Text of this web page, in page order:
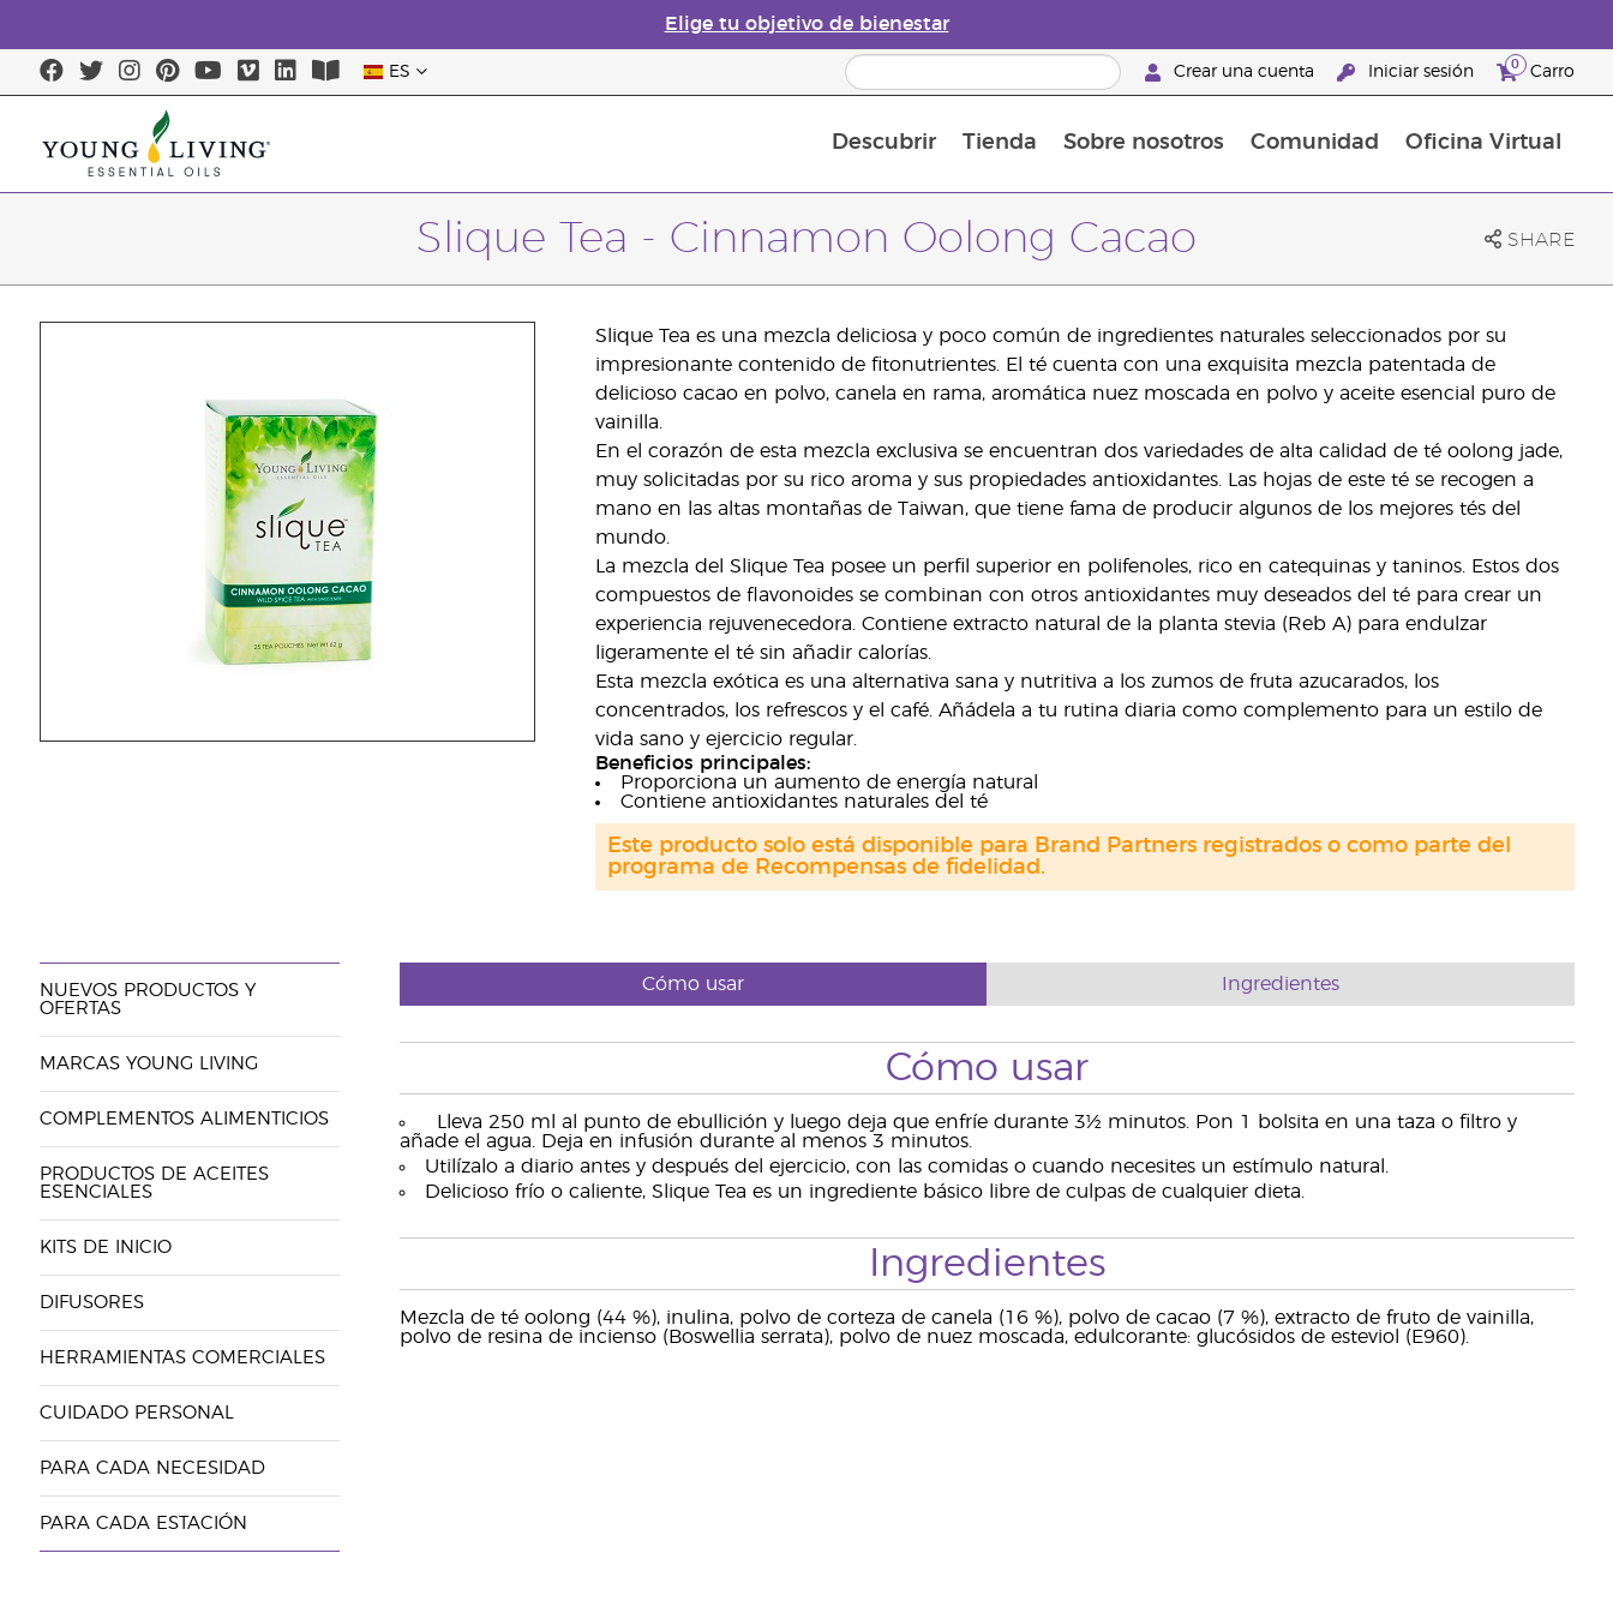
Elige tu objetivo de bienestar
ES Crear una cuenta Iniciar sesión 0 Carro
Descubrir Tienda Sobre nosotros Comunidad Oficina Virtual
Slique Tea - Cinnamon Oolong Cacao SHARE
Slique Tea es una mezcla deliciosa y poco común de ingredientes naturales seleccionados por su
impresionante contenido de fitonutrientes. El té cuenta con una exquisita mezcla patentada de
delicioso cacao en polvo, canela en rama, aromática nuez moscada en polvo y aceite esencial puro de
vainilla.
En el corazón de esta mezcla exclusiva se encuentran dos variedades de alta calidad de té oolong jade,
muy solicitadas por su rico aroma y sus propiedades antioxidantes. Las hojas de este té se recogen a
mano en las altas montañas de Taiwan, que tiene fama de producir algunos de los mejores tés del
mundo.
La mezcla del Slique Tea posee un perfil superior en polifenoles, rico en catequinas y taninos. Estos dos
compuestos de flavonoides se combinan con otros antioxidantes muy deseados del té para crear un
experiencia rejuvenecedora. Contiene extracto natural de la planta stevia (Reb A) para endulzar
ligeramente el té sin añadir calorías.
Esta mezcla exótica es una alternativa sana y nutritiva a los zumos de fruta azucarados, los
concentrados, los refrescos y el café. Añádela a tu rutina diaria como complemento para un estilo de
vida sano y ejercicio regular.
Beneficios principales:
Proporciona un aumento de energía natural
Contiene antioxidantes naturales del té
Este producto solo está disponible para Brand Partners registrados o como parte del
programa de Recompensas de fidelidad.
NUEVOS PRODUCTOS Y
OFERTAS
MARCAS YOUNG LIVING
COMPLEMENTOS ALIMENTICIOS
PRODUCTOS DE ACEITES
ESENCIALES
KITS DE INICIO
DIFUSORES
HERRAMIENTAS COMERCIALES
CUIDADO PERSONAL
PARA CADA NECESIDAD
PARA CADA ESTACIÓN
Cómo usar Ingredientes
Cómo usar
Lleva 250 ml al punto de ebullición y luego deja que enfríe durante 3½ minutos. Pon 1 bolsita en una taza o filtro y
añade el agua. Deja en infusión durante al menos 3 minutos.
Utilízalo a diario antes y después del ejercicio, con las comidas o cuando necesites un estímulo natural.
Delicioso frío o caliente, Slique Tea es un ingrediente básico libre de culpas de cualquier dieta.
Ingredientes
Mezcla de té oolong (44 %), inulina, polvo de corteza de canela (16 %), polvo de cacao (7 %), extracto de fruto de vainilla,
polvo de resina de incienso (Boswellia serrata), polvo de nuez moscada, edulcorante: glucósidos de esteviol (E960).